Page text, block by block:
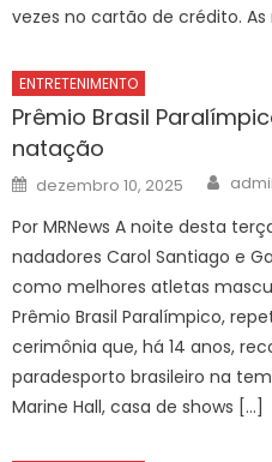
vezes no cartão de crédito.
ENTRETENIMENTO
Prêmio Brasil
natação
Posted
on
dezembro 10, 2025
Por MRNews A noite desta
nadadores Carol Santiago e
como melhores atletas
Prêmio Brasil Paralímpico,
cerimônia que, há 14 anos,
paradesporto brasileiro na
Marine Hall, casa de shows […]